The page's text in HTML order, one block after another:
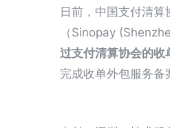
日前，中国支付清
（Sinopay
过支付清算协会的收
完成收单外包服务备